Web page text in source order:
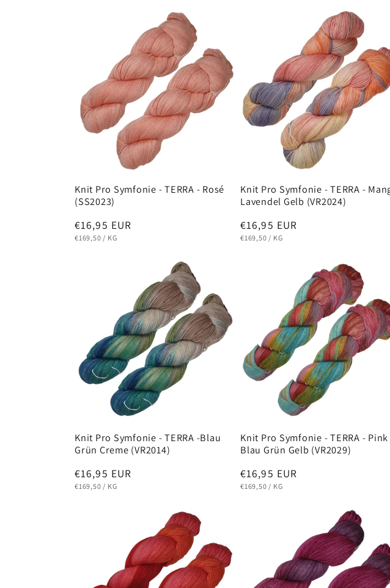
Knit Pro Symfonie - TERRA - Rosé
(SS2023)
Normaler
Preis
€16,95 EUR
GRUNDPREIS
€169,50 / PRO
KG
Knit Pro Symfonie - TERRA -
Lavendel Gelb (VR2024)
Normaler
Preis
€16,95 EUR
GRUNDPREIS
€169,50 / PRO
KG
Knit Pro Symfonie - TERRA -Blau
Grün Creme (VR2014)
Normaler
Preis
€16,95 EUR
GRUNDPREIS
€169,50 / PRO
KG
Knit Pro Symfonie - TERRA - Pink
Blau Grün Gelb (VR2029)
Normaler
Preis
€16,95 EUR
GRUNDPREIS
€169,50 / PRO
KG